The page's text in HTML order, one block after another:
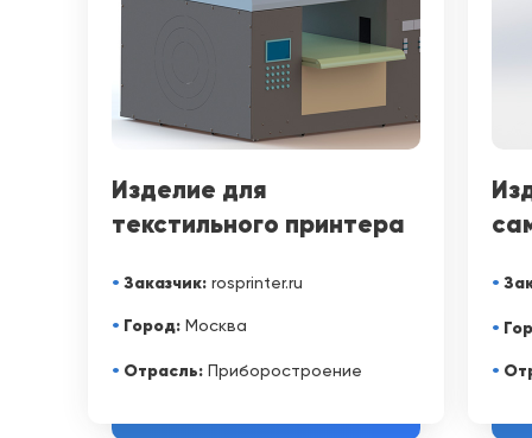
• Отрасль: Приборостроение
Изделие для
текстильного принтера
• Заказчик: rosprinter.ru
• Город: Москва
•
•
•